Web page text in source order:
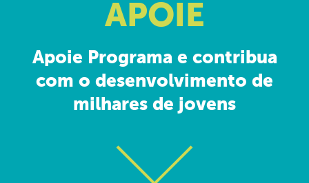
APOIE
Apoie Programa e contribua
com o desenvolvimento de
milhares de jovens